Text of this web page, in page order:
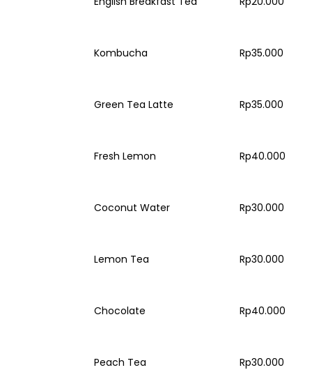
Kombucha Rp35.000
Green Tea Latte Rp35.000
Fresh Lemon Rp40.000
Coconut Water Rp30.000
Lemon Tea Rp30.000
Chocolate Rp40.000
Peach Tea Rp30.000